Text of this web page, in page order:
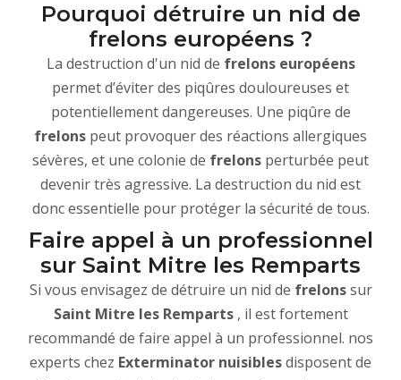
Pourquoi détruire un nid de
frelons européens ?
La destruction d'un nid de frelons européens
permet d’éviter des piqûres douloureuses et
potentiellement dangereuses. Une piqûre de
frelons peut provoquer des réactions allergiques
sévères, et une colonie de frelons perturbée peut
devenir très agressive. La destruction du nid est
donc essentielle pour protéger la sécurité de tous.
Faire appel à un professionnel
sur Saint Mitre les Remparts
Si vous envisagez de détruire un nid de frelonssur
Saint Mitre les Remparts, il est fortement
recommandé de faire appel à un professionnel. nos
experts chez Exterminator nuisiblesdisposent de